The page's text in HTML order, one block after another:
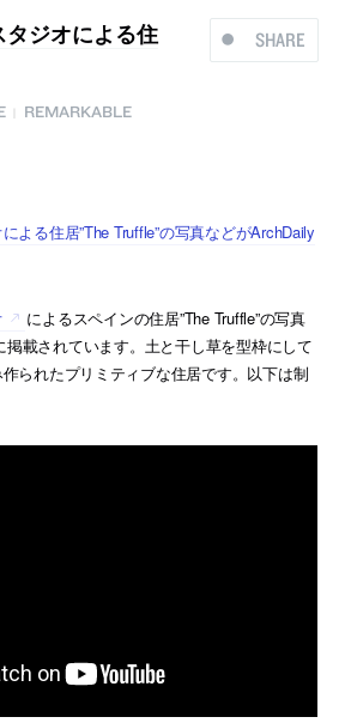
SHARE
ジオによる住
REMARKABLE
よる住居”The Truffle”の写真などがArchDaily
によるスペインの住居”The Truffle”の写真
掲載されています。土と干し草を型枠にして
られたプリミティブな住居です。以下は制